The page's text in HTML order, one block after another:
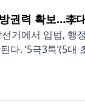
권력 확보…李
거에서 입법,
다. ‘5극3특’(5